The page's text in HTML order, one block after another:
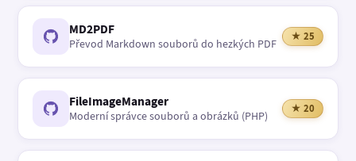
MD2PDF
Převod Markdown souborů do hezkých PDF
★ 25
FileImageManager
Moderní správce souborů a obrázků (PHP)
★ 20